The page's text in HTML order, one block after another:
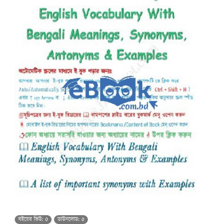
বইয়ের ভিউ: 0 ডাউনলোড: 0